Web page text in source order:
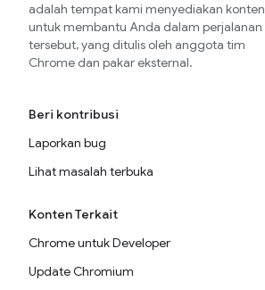
adalah tempat kami menyediakan konten
untuk membantu Anda dalam perjalanan
tersebut, yang ditulis oleh anggota tim
Chrome dan pakar eksternal.
Beri kontribusi
Laporkan bug
Lihat masalah terbuka
Konten Terkait
Chrome untuk Developer
Update Chromium